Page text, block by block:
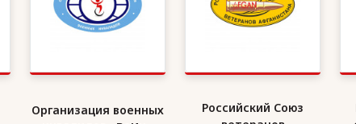
Организация военных
Российский Союз